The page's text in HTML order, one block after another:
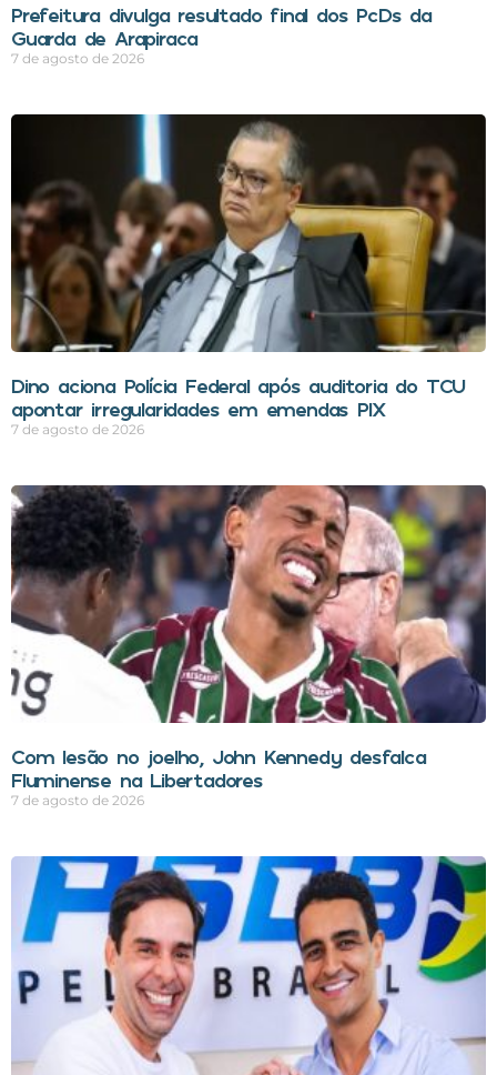
Prefeitura divulga resultado final dos PcDs da
Guarda de Arapiraca
7 de agosto de 2026
Dino aciona Polícia Federal após auditoria do TCU
apontar irregularidades em emendas PIX
7 de agosto de 2026
Com lesão no joelho, John Kennedy desfalca
Fluminense na Libertadores
7 de agosto de 2026